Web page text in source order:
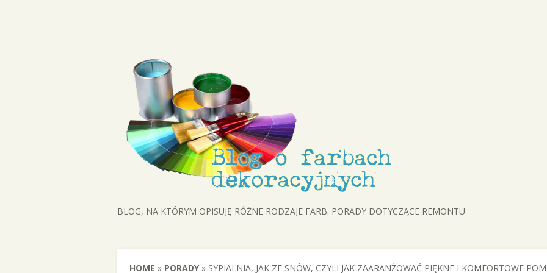
BLOG, NA KTÓRYM OPISUJĘ RÓŻNE RODZAJE FARB. PORADY DOTYCZĄCE REMONTU
HOME » PORADY » SYPIALNIA, JAK ZE SNÓW, CZYLI JAK ZAARANŻOWAĆ PIĘKNE I KOMFORTOWE